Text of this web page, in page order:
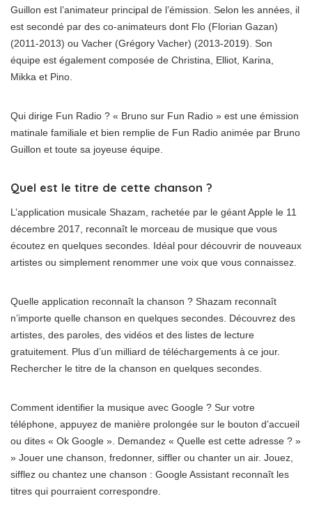
Guillon est l’animateur principal de l’émission. Selon les années, il
est secondé par des co-animateurs dont Flo (Florian Gazan)
(2011-2013) ou Vacher (Grégory Vacher) (2013-2019). Son
équipe est également composée de Christina, Elliot, Karina,
Mikka et Pino.
Qui dirige Fun Radio ? « Bruno sur Fun Radio » est une émission
matinale familiale et bien remplie de Fun Radio animée par Bruno
Guillon et toute sa joyeuse équipe.
Quel est le titre de cette chanson ?
L’application musicale Shazam, rachetée par le géant Apple le 11
décembre 2017, reconnaît le morceau de musique que vous
écoutez en quelques secondes. Idéal pour découvrir de nouveaux
artistes ou simplement renommer une voix que vous connaissez.
Quelle application reconnaît la chanson ? Shazam reconnaît
n’importe quelle chanson en quelques secondes. Découvrez des
artistes, des paroles, des vidéos et des listes de lecture
gratuitement. Plus d’un milliard de téléchargements à ce jour.
Rechercher le titre de la chanson en quelques secondes.
Comment identifier la musique avec Google ? Sur votre
téléphone, appuyez de manière prolongée sur le bouton d’accueil
ou dites « Ok Google ». Demandez « Quelle est cette adresse ? »
» Jouer une chanson, fredonner, siffler ou chanter un air. Jouez,
sifflez ou chantez une chanson : Google Assistant reconnaît les
titres qui pourraient correspondre.